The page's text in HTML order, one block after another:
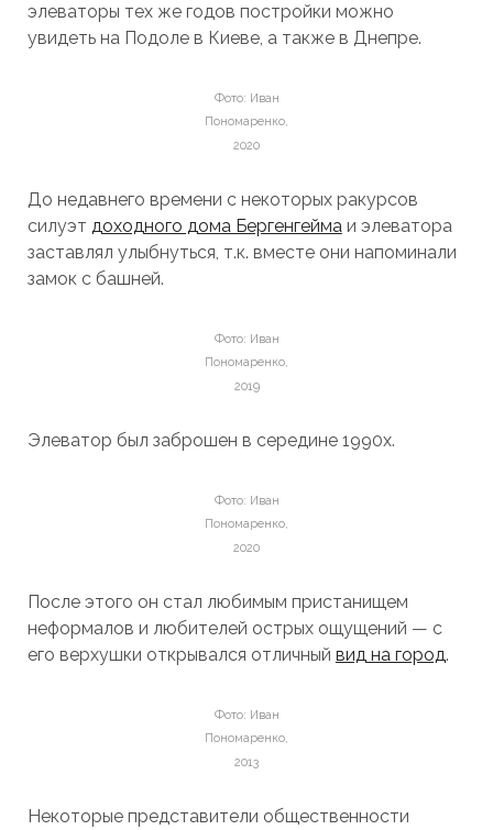
элеваторы тех же годов постройки можно
увидеть на Подоле в Киеве, а также в Днепре.
Фото: Иван
Пономаренко,
2020
До недавнего времени с некоторых ракурсов
силуэт доходного дома Бергенгеймаи элеватора
заставлял улыбнуться, т.к. вместе они напоминали
замок с башней.
Фото: Иван
Пономаренко,
2019
Элеватор был заброшен в середине 1990х.
Фото: Иван
Пономаренко,
2020
После этого он стал любимым пристанищем
неформалов и любителей острых ощущений — с
его верхушки открывался отличный вид на город.
Фото: Иван
Пономаренко,
2013
Некоторые представители общественности